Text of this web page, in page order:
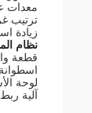
معدات
ترتيب
زيادة
نظام
قطعة
لوحة
آلية ربط